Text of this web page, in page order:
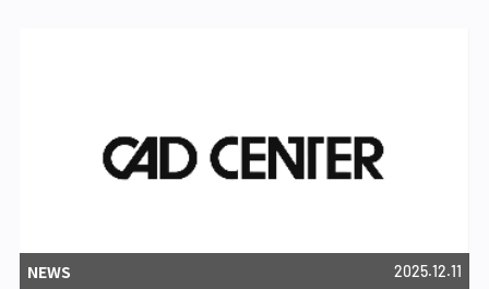
NEWS 2025.12.11